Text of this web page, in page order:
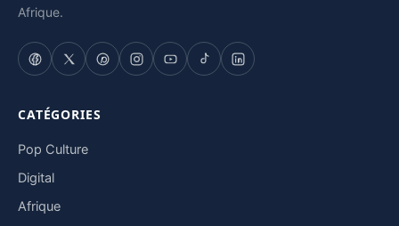
Afrique.
CATÉGORIES
Pop Culture
Digital
Afrique